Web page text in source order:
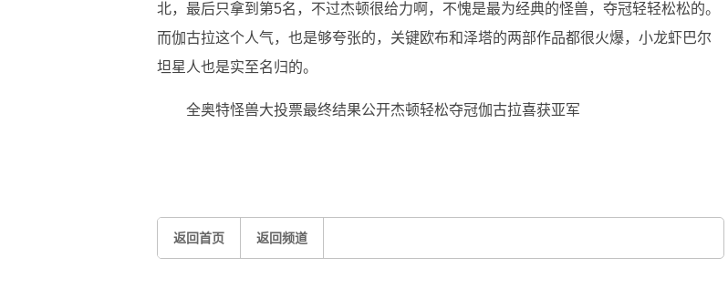
北，最后只拿到第5名，不过杰顿很给力啊，不愧是最为经典的怪兽，夺冠轻轻松松的。
而伽古拉这个人气，也是够夸张的，关键欧布和泽塔的两部作品都很火爆，小龙虾巴尔
坦星人也是实至名归的。
全奥特怪兽大投票最终结果公开杰顿轻松夺冠伽古拉喜获亚军
返回首页 返回频道